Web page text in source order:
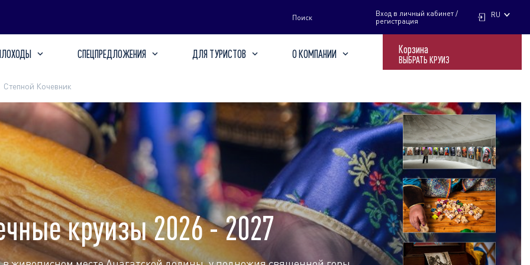
Поиск
Вход в личный кабинет /
регистрация
RU
СПЕЦПРЕДЛОЖЕНИЯ ДЛЯ ТУРИСТОВ О КОМПАНИИ Корзина
ВЫБРАТЬ КРУИЗ
Степной Кочевник
круизы 2026 - 2027